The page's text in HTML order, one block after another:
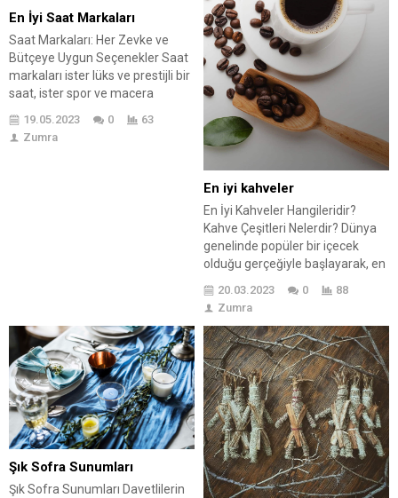
pazarlaması birçok avantaj
sunar. İşletmeler için...
En İyi Saat Markaları
Saat Markaları: Her Zevke ve
Bütçeye Uygun Seçenekler Saat
markaları ister lüks ve prestijli bir
saat, ister spor ve macera
tutkunları için dayanıklı ve yüksek
performanslı bir saat, ister
günlük kullanıma uygun şık ve
19.05.2023 0
63
Zumra
En iyi kahveler
En İyi Kahveler Hangileridir?
Kahve Çeşitleri Nelerdir? Dünya
genelinde popüler bir içecek
olduğu gerçeğiyle başlayarak, en
bakarak devam edeceğiz. 😊
Dünya genelinde en çok tüketilen
içecekler arasında yer alıyor.
Çeşitli çekirdeklerden yapılan ,
farklı lezzetler ve aromalar
sunmaktadır. Kimi insanlar sert
ve güçlü kahveleri severken,
bazıları...
20.03.2023 0
88
Zumra
Şık Sofra Sunumları
Şık Sofra Sunumları Davetlilerin